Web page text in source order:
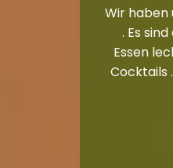
Wir haben
. Es
Essen
Cocktails